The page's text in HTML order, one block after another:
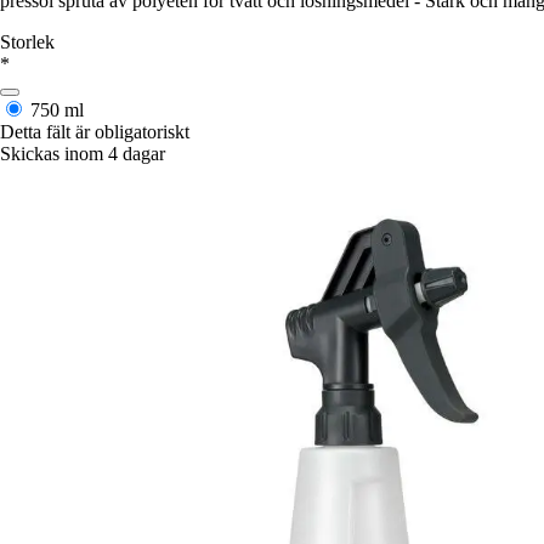
Storlek
*
750 ml
Detta fält är obligatoriskt
Skickas inom 4 dagar